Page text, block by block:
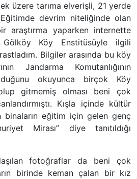
üzere tarıma elverişli, 21 yerde
Eğitimde devrim niteliğinde olan
araştırma yaparken internette
Gölköy Köy Enstitüsüyle ilgili
Bilgiler arasında bu köy
Jandarma Komutanlığının
okuyunca birçok Köy
gitmemiş olması beni çok
Kışla içinde kültür
binaların eğitim için gelen genç
Mirası” diye tanıtıldığı
fotoğraflar da beni çok
birinde keman çalan bir kız